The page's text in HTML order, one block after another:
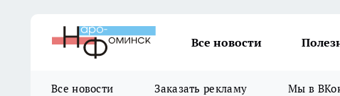
Все новости
Все новости Заказать рекламу Мы в